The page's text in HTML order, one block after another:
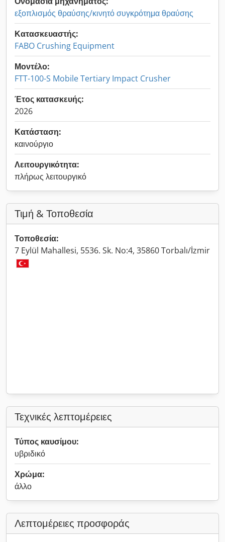
εξοπλισμός θραύσης/κινητό συγκρότημα θραύσης
Κατασκευαστής:
FABO Crushing Equipment
Μοντέλο:
FTT-100-S Mobile Tertiary Impact Crusher
Έτος κατασκευής:
2026
Κατάσταση:
καινούργιο
Λειτουργικότητα:
πλήρως λειτουργικό
Τιμή & Τοποθεσία
Τοποθεσία:
7 Eylül Mahallesi, 5536. Sk. No:4, 35860 Torbalı/İzmir
Τεχνικές λεπτομέρειες
Τύπος καυσίμου:
υβριδικό
Χρώμα:
άλλο
Λεπτομέρειες προσφοράς